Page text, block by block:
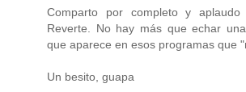
Comparto por completo y
Reverte. No hay más que echar
que aparece en esos programas que
Un besito, guapa